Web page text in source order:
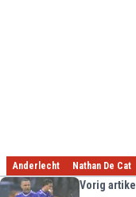
Anderlecht Nathan De Cat
Vorig artikel